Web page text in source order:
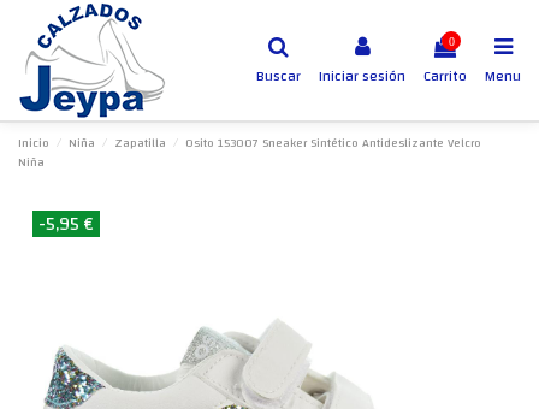
Buscar Iniciar sesión
0
Carrito Menu
Inicio Niña Zapatilla
Osito 153007 Sneaker Sintético Antideslizante Velcro
Niña
-5,95 €